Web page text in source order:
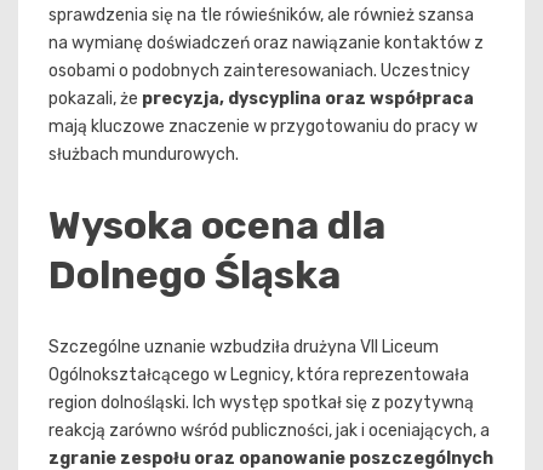
sprawdzenia się na tle rówieśników, ale również szansa
na wymianę doświadczeń oraz nawiązanie kontaktów z
osobami o podobnych zainteresowaniach. Uczestnicy
pokazali, że precyzja, dyscyplina oraz współpraca
mają kluczowe znaczenie w przygotowaniu do pracy w
służbach mundurowych.
Wysoka ocena dla
Dolnego Śląska
Szczególne uznanie wzbudziła drużyna VII Liceum
Ogólnokształcącego w Legnicy, która reprezentowała
region dolnośląski. Ich występ spotkał się z pozytywną
reakcją zarówno wśród publiczności, jak i oceniających, a
zgranie zespołu oraz opanowanie poszczególnych